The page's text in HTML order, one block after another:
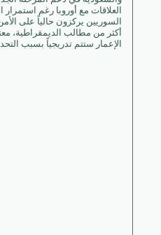
العلاقات مع أوروبا رغم استمرار
السوريين يركزون حالياً على
أكثر من مطالب الديمقراطية،
الإعمار ستتم تدريجياً بسبب